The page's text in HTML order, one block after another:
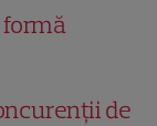
formă
de